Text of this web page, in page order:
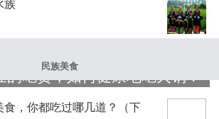
族
民族美食
的吃货，如何健康地吃火锅？
食，你都吃过哪几道？（下